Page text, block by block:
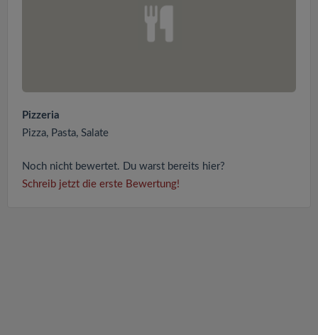
Pizzeria
Pizza, Pasta, Salate
Noch nicht bewertet. Du warst bereits hier?
Schreib jetzt die erste Bewertung!